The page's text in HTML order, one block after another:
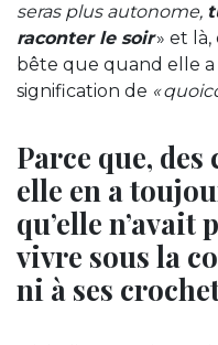
seras plus autonome,
raconter le soir» et
bête que quand elle
signification de «
Parce que,
elle en a
qu’elle n’avait
vivre sous la
ni à ses